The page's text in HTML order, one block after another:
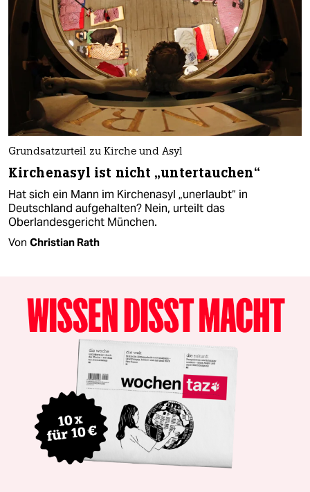
Grundsatzurteil zu Kirche und Asyl
Kirchenasyl ist nicht „untertauchen“
Hat sich ein Mann im Kirchenasyl „unerlaubt“ in
Deutschland aufgehalten? Nein, urteilt das
Oberlandesgericht München.
Von Christian Rath